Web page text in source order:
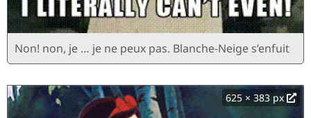
Non! non, je … je ne peux pas. Blanche-Neige s’enfuit
625 × 383 px